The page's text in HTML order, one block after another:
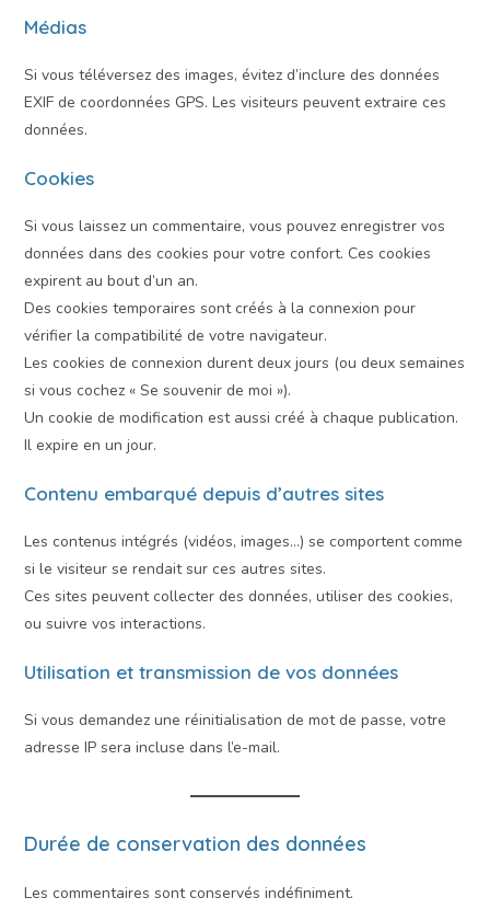
Médias
Si vous téléversez des images, évitez d’inclure des données
EXIF de coordonnées GPS. Les visiteurs peuvent extraire ces
données.
Cookies
Si vous laissez un commentaire, vous pouvez enregistrer vos
données dans des cookies pour votre confort. Ces cookies
expirent au bout d’un an.
Des cookies temporaires sont créés à la connexion pour
vérifier la compatibilité de votre navigateur.
Les cookies de connexion durent deux jours (ou deux semaines
si vous cochez « Se souvenir de moi »).
Un cookie de modification est aussi créé à chaque publication.
Il expire en un jour.
Contenu embarqué depuis d’autres sites
Les contenus intégrés (vidéos, images…) se comportent comme
si le visiteur se rendait sur ces autres sites.
Ces sites peuvent collecter des données, utiliser des cookies,
ou suivre vos interactions.
Utilisation et transmission de vos données
Si vous demandez une réinitialisation de mot de passe, votre
adresse IP sera incluse dans l’e-mail.
Durée de conservation des données
Les commentaires sont conservés indéfiniment.